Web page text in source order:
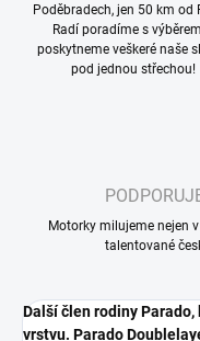
Poděbradech, jen 50 km od
Radí poradíme s
poskytneme veškeré naše
pod jednou střechou!
Motorky milujeme nejen
talentované
Další člen rodiny
vrstvu. Parado